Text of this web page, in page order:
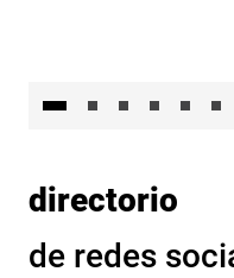
directorio
de redes